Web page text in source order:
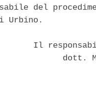
del
Urbino.
Il
dott.